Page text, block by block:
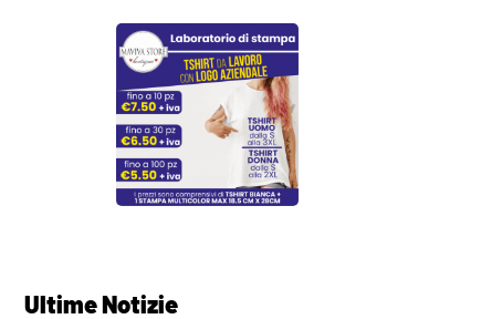
Ultime Notizie